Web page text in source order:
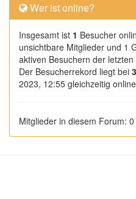
Wer ist online?
Insgesamt ist 1 Besucher
unsichtbare Mitglieder und 1
aktiven Besuchern der
Der Besucherrekord liegt bei
2023, 12:55 gleichzeitig
Mitglieder in diesem Forum: